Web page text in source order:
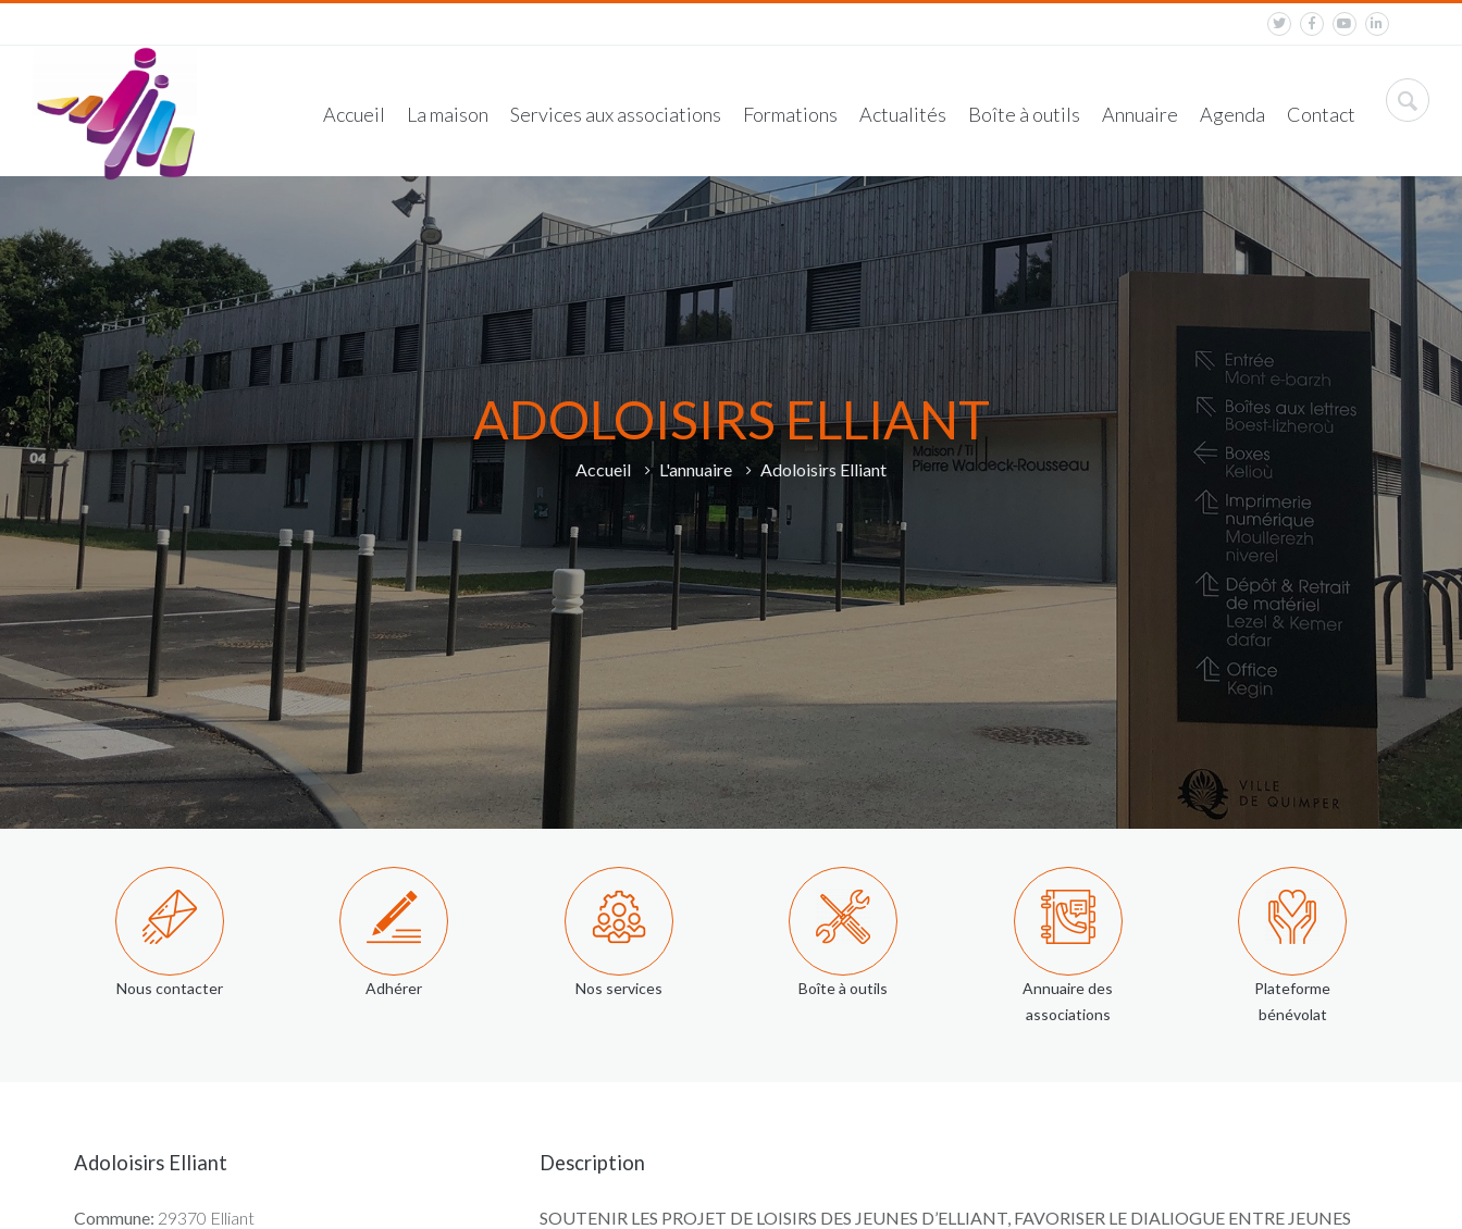
Accueil La maison Services aux associations Formations Actualités Boîte à outils Annuaire Agenda Contact
ADOLOISIRS ELLIANT
Accueil L'annuaire Adoloisirs Elliant
Nous contacter Adhérer Nos services Boîte à outils
Annuaire des
associations
Plateforme
bénévolat
Adoloisirs Elliant
Commune: 29370 Elliant
Description
SOUTENIR LES PROJET DE LOISIRS DES JEUNES D’ELLIANT, FAVORISER LE DIALIOGUE ENTRE JEUNES